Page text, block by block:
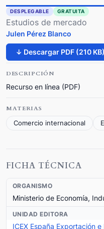
DESPLEGABLE GRATUITA
Estudios de mercado
Julen Pérez Blanco
↓ Descargar PDF (210 KB)
DESCRIPCIÓN
Recurso en línea (PDF)
MATERIAS
Comercio internacional
FICHA TÉCNICA
ORGANISMO
Ministerio de Economía,
UNIDAD EDITORA
ICEX España Exportación